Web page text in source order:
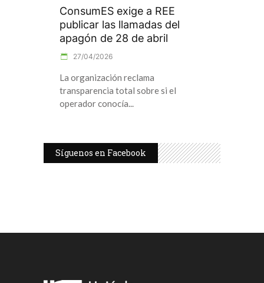
ConsumES exige a REE
publicar las llamadas del
apagón de 28 de abril
27/04/2026
La organización reclama
transparencia total sobre si el
operador conocía
Síguenos en Facebook